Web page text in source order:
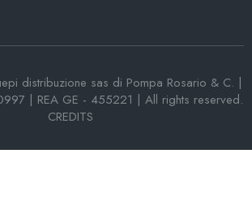
distribuzione sas di Pompa Rosario & C. |
| REA GE - 455221 | All rights reserved.
CREDITS